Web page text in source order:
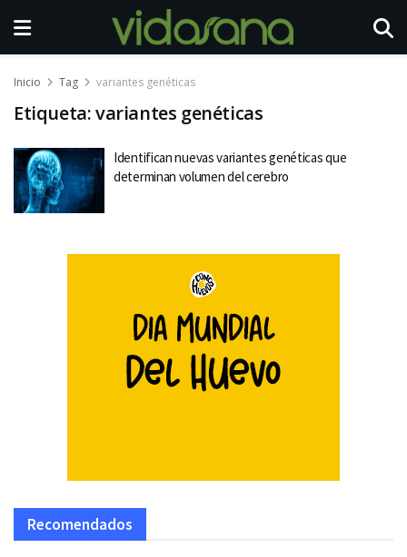
Inicio Tag variantes genéticas
Etiqueta:variantes genéticas
Identifican nuevas variantes genéticas que
determinan volumen del cerebro
Recomendados